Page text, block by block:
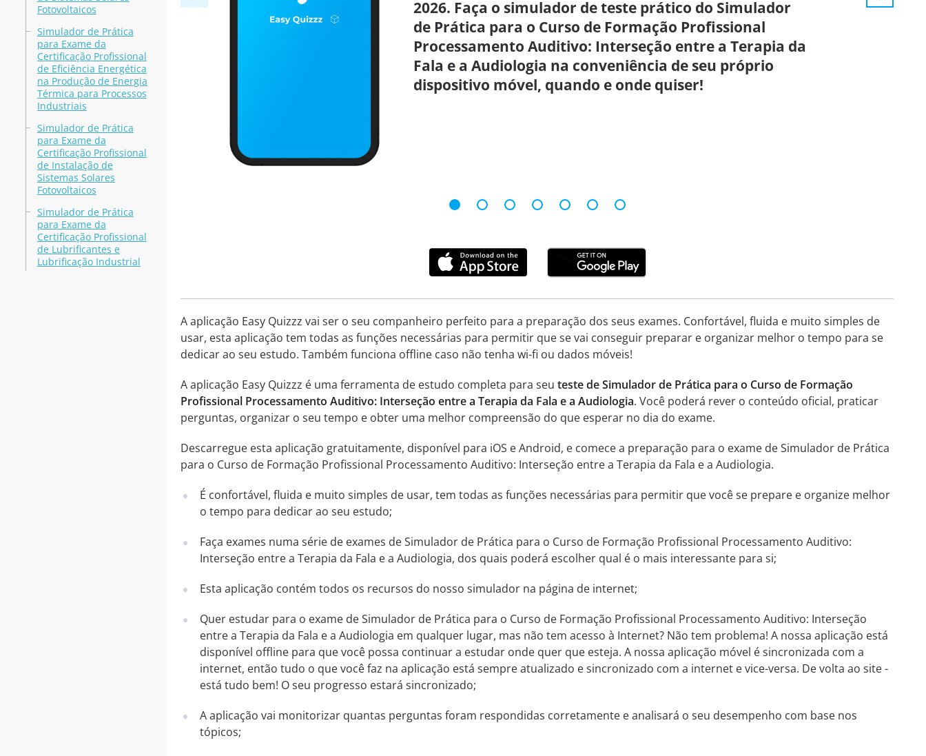
Fotovoltaicos
Simulador de Prática
para Exame da
Certificação Profissional
de Eficiência Energética
na Produção de Energia
Térmica para Processos
Industriais
Simulador de Prática
para Exame da
Certificação Profissional
de Instalação de
Sistemas Solares
Fotovoltaicos
Simulador de Prática
para Exame da
Certificação Profissional
de Lubrificantes e
Lubrificação Industrial
2026. Faça o simulador de teste prático do Simulador
de Prática para o Curso de Formação Profissional
Processamento Auditivo: Interseção entre a Terapia da
Fala e a Audiologia na conveniência de seu próprio
dispositivo móvel, quando e onde quiser!
A aplicação Easy Quizzz vai ser o seu companheiro perfeito para a preparação dos seus exames. Confortável, fluida e muito simples de
usar, esta aplicação tem todas as funções necessárias para permitir que se vai conseguir preparar e organizar melhor o tempo para se
dedicar ao seu estudo. Também funciona offline caso não tenha wi-fi ou dados móveis!
A aplicação Easy Quizzz é uma ferramenta de estudo completa para seu teste de Simulador de Prática para o Curso de Formação
Profissional Processamento Auditivo: Interseção entre a Terapia da Fala e a Audiologia. Você poderá rever o conteúdo oficial, praticar
perguntas, organizar o seu tempo e obter uma melhor compreensão do que esperar no dia do exame.
Descarregue esta aplicação gratuitamente, disponível para iOS e Android, e comece a preparação para o exame de Simulador de Prática
para o Curso de Formação Profissional Processamento Auditivo: Interseção entre a Terapia da Fala e a Audiologia.
É confortável, fluida e muito simples de usar, tem todas as funções necessárias para permitir que você se prepare e organize melhor
o tempo para dedicar ao seu estudo;
Faça exames numa série de exames de Simulador de Prática para o Curso de Formação Profissional Processamento Auditivo:
Interseção entre a Terapia da Fala e a Audiologia, dos quais poderá escolher qual é o mais interessante para si;
Esta aplicação contém todos os recursos do nosso simulador na página de internet;
Quer estudar para o exame de Simulador de Prática para o Curso de Formação Profissional Processamento Auditivo: Interseção
entre a Terapia da Fala e a Audiologia em qualquer lugar, mas não tem acesso à Internet? Não tem problema! A nossa aplicação está
disponível offline para que você possa continuar a estudar onde quer que esteja. A nossa aplicação móvel é sincronizada com a
internet, então tudo o que você faz na aplicação está sempre atualizado e sincronizado com a internet e vice-versa. De volta ao site -
está tudo bem! O seu progresso estará sincronizado;
A aplicação vai monitorizar quantas perguntas foram respondidas corretamente e analisará o seu desempenho com base nos
tópicos;